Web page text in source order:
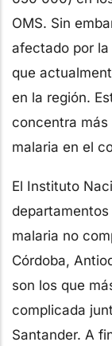
OMS. Sin
afectado por
que
en la región.
concentra más
malaria en el
El Instituto
malaria no
Córdoba,
son los que
complicada
Santander. A